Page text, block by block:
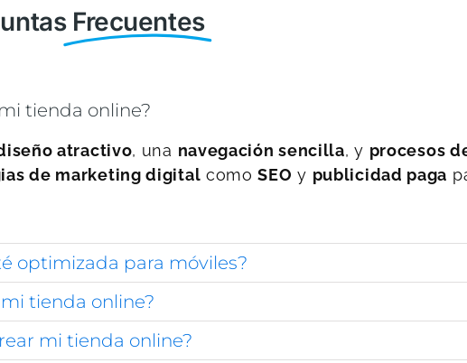
Frecuentes
tienda online?
atractivo, una navegación sencilla, y procesos
de marketing digital comoSEO y publicidad paga
optimizada para móviles?
tienda online?
mi tienda online?